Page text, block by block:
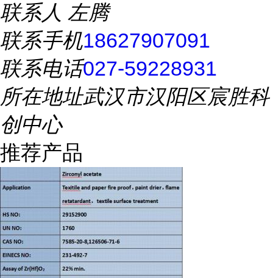
联系人 左腾
联系手机18627907091
联系电话027-59228931
所在地址武汉市汉阳区宸胜科
创中心
推荐产品